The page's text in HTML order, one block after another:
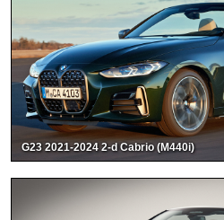
G23 2021-2024 2-d Cabrio (M440i)